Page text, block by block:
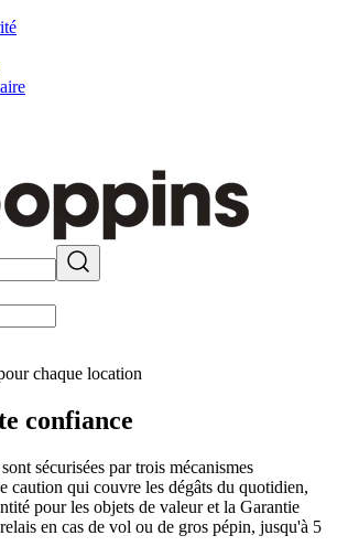
chaque location
confiance
sécurisées par trois mécanismes
caution qui couvre les dégâts du quotidien,
pour les objets de valeur et la Garantie
en cas de vol ou de gros pépin, jusqu'à 5